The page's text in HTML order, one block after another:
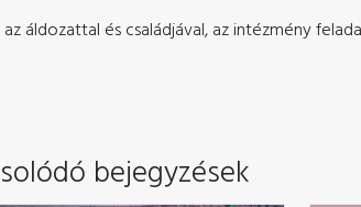
áldozattal és családjával, az intézmény
bejegyzések